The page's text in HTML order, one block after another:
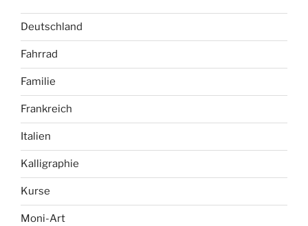
Deutschland
Fahrrad
Familie
Frankreich
Italien
Kalligraphie
Kurse
Moni-Art